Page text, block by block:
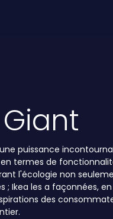
puissance
termes de
l'écologie non
; Ikea les a façonnées,
des